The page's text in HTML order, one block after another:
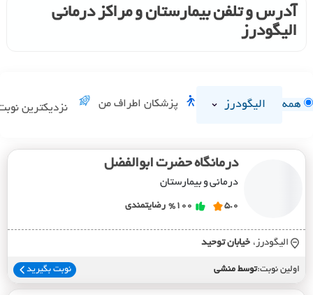
آدرس و تلفن بیمارستان و مراکز درمانی
الیگودرز
همه الیگودرز پزشکان اطراف من نزدیکترین
درمانگاه حضرت ابوالفضل
درمانی و بیمارستان
5.0
%100 رضایتمندی
الیگودرز، خيابان توحيد
اولین نوبت:توسط منشی نوبت بگیرید